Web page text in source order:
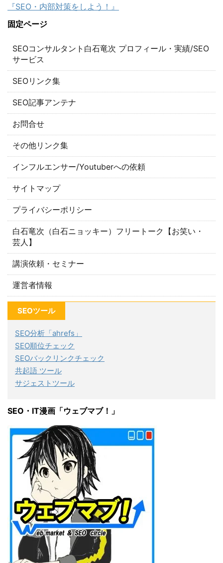
『SEO・内部対策をしよう！』
固定ページ
SEOコンサルタント白石竜次 プロフィール・実績/SEO
サービス
SEOリンク集
SEO記事アンテナ
お問合せ
その他リンク集
インフルエンサー/Youtuberへの依頼
サイトマップ
プライバシーポリシー
白石竜次（白石ニョッキー）フリートーク【お笑い・
芸人】
講演依頼・セミナー
運営者情報
SEOツール
SEO分析「ahrefs」
SEO順位チェック
SEOバックリンクチェック
共起語 ツール
サジェストツール
SEO・IT漫画「ウェブマブ！」